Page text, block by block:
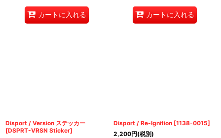
カートに入れる カートに入れる
Disport / Version ステッカー
[DSPRT-VRSN Sticker]
Disport / Re-Ignition [1138-0015]
2,200円(税別)